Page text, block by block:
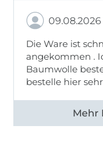
09.08.2026
Die Ware ist
angekommen .
Baumwolle
bestelle hier
Alle 83031